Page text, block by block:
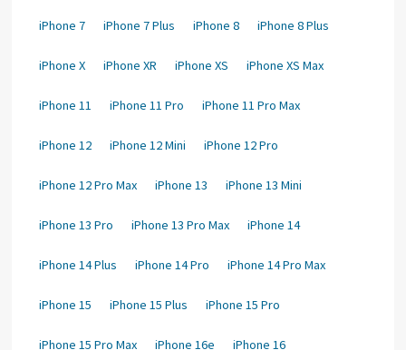
iPhone 7 iPhone 7 Plus iPhone 8 iPhone 8 Plus
iPhone X iPhone XR iPhone XS iPhone XS Max
iPhone 11 iPhone 11 Pro iPhone 11 Pro Max
iPhone 12 iPhone 12 Mini iPhone 12 Pro
iPhone 12 Pro Max iPhone 13 iPhone 13 Mini
iPhone 13 Pro iPhone 13 Pro Max iPhone 14
iPhone 14 Plus iPhone 14 Pro iPhone 14 Pro Max
iPhone 15 iPhone 15 Plus iPhone 15 Pro
iPhone 15 Pro Max iPhone 16e iPhone 16